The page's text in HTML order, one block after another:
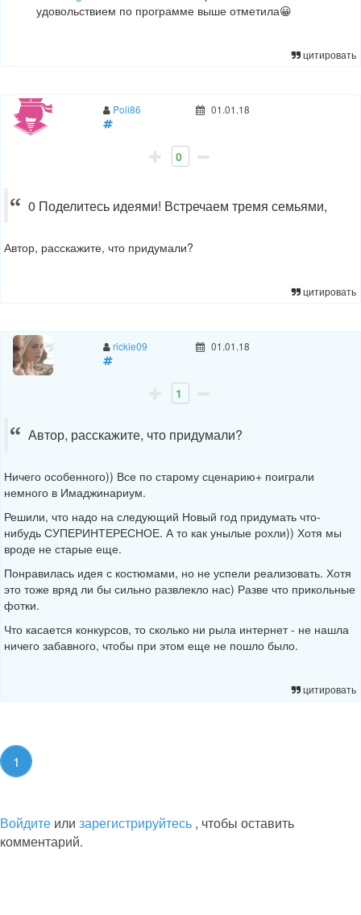
удовольствием по программе выше отметила😀
цитировать
Poli86 01.01.18
0
0 Поделитесь идеями! Встречаем тремя семьями,
Автор, расскажите, что придумали?
цитировать
rickie09 01.01.18
1
Автор, расскажите, что придумали?
Ничего особенного)) Все по старому сценарию+ поиграли
немного в Имаджинариум.
Решили, что надо на следующий Новый год придумать что-
нибудь СУПЕРИНТЕРЕСНОЕ. А то как унылые рохли)) Хотя мы
вроде не старые еще.
Понравилась идея с костюмами, но не успели реализовать. Хотя
это тоже вряд ли бы сильно развлекло нас) Разве что прикольные
фотки.
Что касается конкурсов, то сколько ни рыла интернет - не нашла
ничего забавного, чтобы при этом еще не пошло было.
цитировать
1
Войдите или зарегистрируйтесь , чтобы оставить
комментарий.